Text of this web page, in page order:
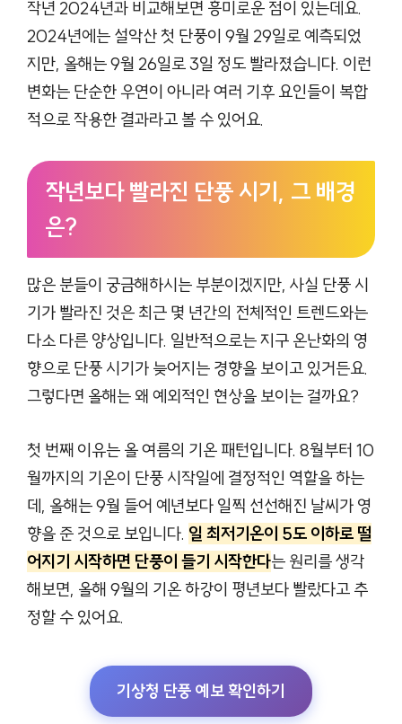
작년 2024년과 비교해보면 흥미로운 점이 있는데요.
2024년에는 설악산 첫 단풍이 9월 29일로 예측되었
지만, 올해는 9월 26일로 3일 정도 빨라졌습니다. 이런
변화는 단순한 우연이 아니라 여러 기후 요인들이 복합
적으로 작용한 결과라고 볼 수 있어요.
작년보다 빨라진 단풍 시기, 그 배경
은?
많은 분들이 궁금해하시는 부분이겠지만, 사실 단풍 시
기가 빨라진 것은 최근 몇 년간의 전체적인 트렌드와는
다소 다른 양상입니다. 일반적으로는 지구 온난화의 영
향으로 단풍 시기가 늦어지는 경향을 보이고 있거든요.
그렇다면 올해는 왜 예외적인 현상을 보이는 걸까요?
첫 번째 이유는 올 여름의 기온 패턴입니다. 8월부터 10
월까지의 기온이 단풍 시작일에 결정적인 역할을 하는
데, 올해는 9월 들어 예년보다 일찍 선선해진 날씨가 영
향을 준 것으로 보입니다. 일 최저기온이 5도 이하로 떨
어지기 시작하면 단풍이 들기 시작한다는 원리를 생각
해보면, 올해 9월의 기온 하강이 평년보다 빨랐다고 추
정할 수 있어요.
기상청 단풍 예보 확인하기